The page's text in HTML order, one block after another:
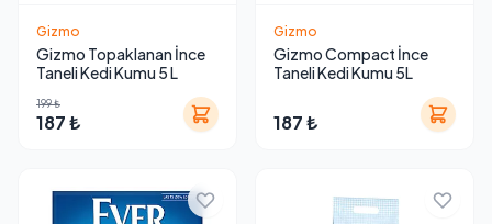
Gizmo
Gizmo Topaklanan İnce
Taneli Kedi Kumu 5 L
199 ₺
187 ₺
Gizmo
Gizmo Compact İnce
Taneli Kedi Kumu 5L
187 ₺